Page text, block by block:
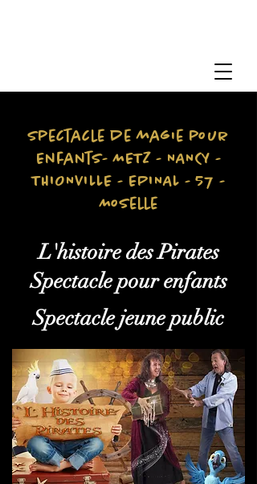
Spectacle de magie pour
Enfants- METZ - NANCY -
THIONVILLE - EPINAL - 57 -
Moselle
L'histoire des Pirates
Spectacle pour enfants
Spectacle jeune public